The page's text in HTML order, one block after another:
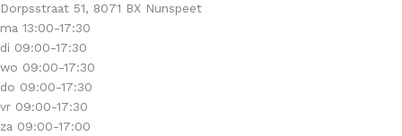
Dorpsstraat 51, 8071 BX Nunspeet
ma 13:00-17:30
di 09:00-17:30
wo 09:00-17:30
do 09:00-17:30
vr 09:00-17:30
za 09:00-17:00